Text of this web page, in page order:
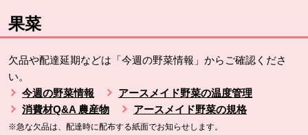
果菜
欠品や配達延期などは「今週の野菜情報」からご確認くださ
い。
今週の野菜情報
アースメイド野菜の温度管理
消費材Q&A 農産物
アースメイド野菜の規格
※急な欠品は、配達時に配布する紙面でお知らせします。